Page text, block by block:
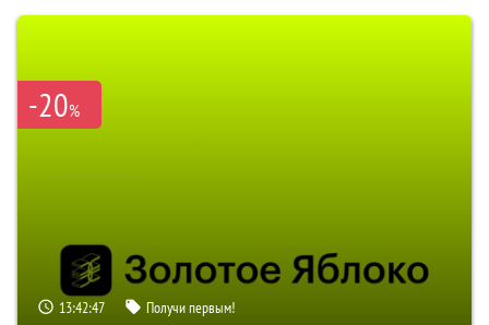
-20%
13:42:46 Получи первым!